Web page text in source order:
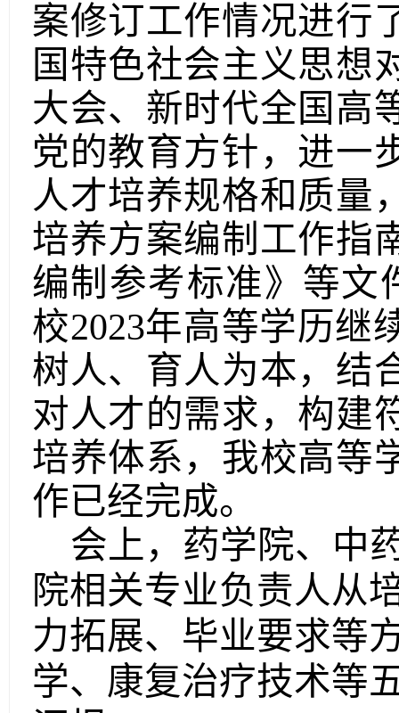
案修订工作情况进行
国特色社会主义思想
大会、新时代全国高
党的教育方针， 进一
人才培养规格和质量
培养方案编制工作指
编制参考标准》 等文
校2023年高等学历继
树人、育人为本，结
对人才的需求，构建
培养体系， 我校高等
作已经完成。
会上， 药学院、中
院相关专业负责人从
力拓展、毕业要求等
学、康复治疗技术等